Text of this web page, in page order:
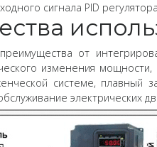
сигнала PID регулятора
от
изменения
системе, плавный
электрических